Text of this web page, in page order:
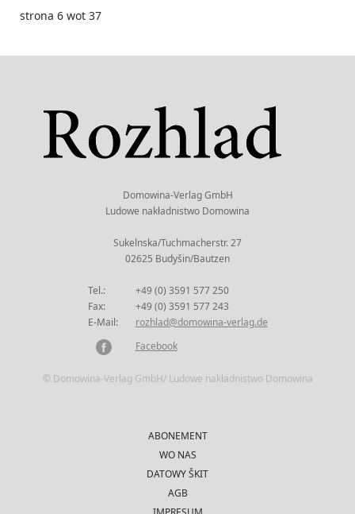
strona 6 wot 37
Domowina-Verlag GmbH
Ludowe nakładnistwo Domowina
Sukelnska/Tuchmacherstr. 27
02625 Budyšin/Bautzen
Tel.:
+49 (0) 3591 577 250
Fax:
+49 (0) 3591 577 243
E-Mail:
rozhlad@domowina-verlag.de
Facebook
© Domowina-Verlag GmbH/ Ludowe nakładnistwo Domowina
ABONEMENT
WO NAS
DATOWY ŠKIT
AGB